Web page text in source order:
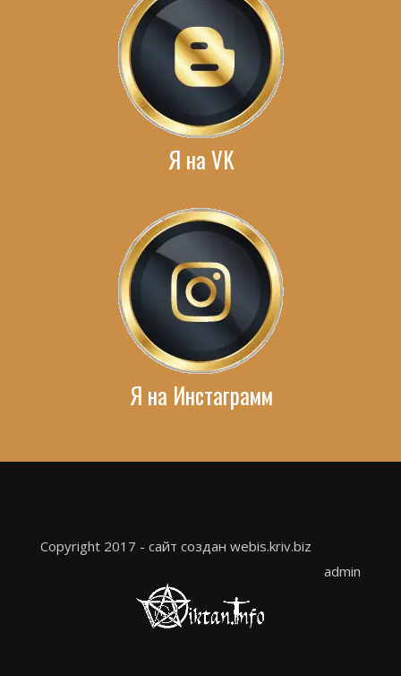
Я на VK
Я на Инстаграмм
Copyright 2017 - сайт создан webis.kriv.biz
admin